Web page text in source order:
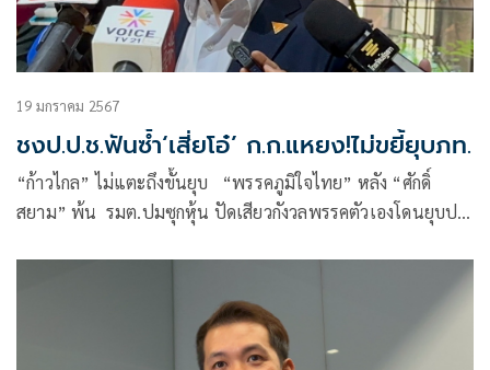
19 มกราคม 2567
ชงป.ป.ช.ฟันซ้ำ‘เสี่ยโอ๋’ ก.ก.แหยง!ไม่ขยี้ยุบภท.
“ก้าวไกล” ไม่แตะถึงขั้นยุบ “พรรคภูมิใจไทย” หลัง “ศักดิ์
สยาม” พ้น รมต.ปมซุกหุ้น ปัดเสียวกังวลพรรคตัวเองโดนยุบปม